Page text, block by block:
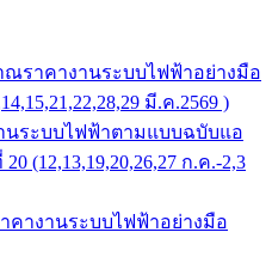
ราคางานระบบไฟฟ้าอย่างมือ
มี.ค.2569 )
นระบบไฟฟ้าตามแบบฉบับแอ
(12,13,19,20,26,27 ก.ค.-2,3
างานระบบไฟฟ้าอย่างมือ